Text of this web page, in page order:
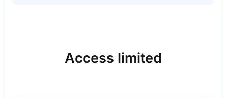
Access limited